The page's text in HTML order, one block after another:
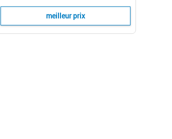
Digital
meilleur prix